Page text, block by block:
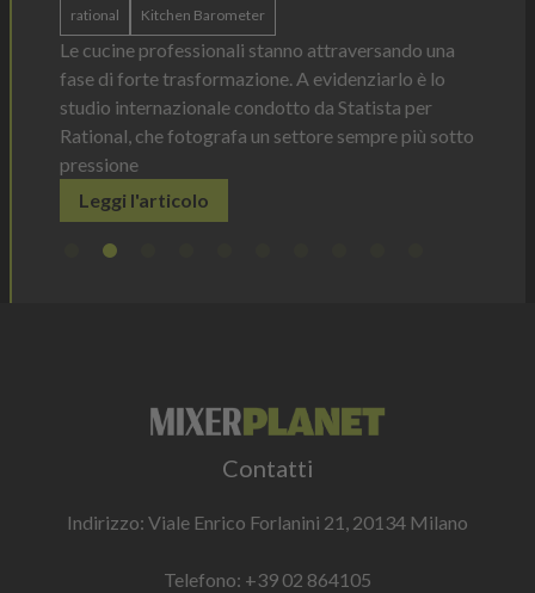
rational Kitchen Barometer
Le cucine professionali stanno attraversando una
fase di forte trasformazione. A evidenziarlo è lo
studio internazionale condotto da Statista per
Rational, che fotografa un settore sempre più sotto
pressione
Leggi l'articolo
Contatti
Indirizzo: Viale Enrico Forlanini 21, 20134 Milano
Telefono: +39 02 864105